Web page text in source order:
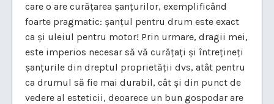
care o are curățarea șanțurilor, exemplificând
foarte pragmatic: șanțul pentru drum este exact
ca și uleiul pentru motor! Prin urmare, dragii mei,
este imperios necesar să vă curățați și întrețineți
șanțurile din dreptul proprietății dvs, atât pentru
ca drumul să fie mai durabil, cât și din punct de
vedere al esteticii, deoarece un bun gospodar are